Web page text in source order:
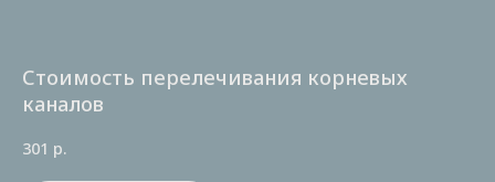
Стоимость перелечивания корневых
каналов
301 р.